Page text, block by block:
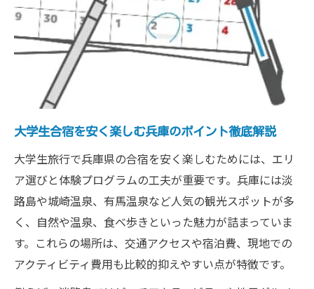
人気
大学生旅行で挑戦したい兵庫のおもしろ合
宿企画
ユニークな大学生合宿で交流深まる兵庫の
魅力
学生に人気の兵庫合宿体験で思い出を増や
穴場スポットも楽しめる兵庫県の大学生合宿特
集
大学生合宿で訪れたい兵庫の穴場観光スポ
ット
兵庫県観光の隠れた魅力を大学生合宿で発
大学生合宿を安く楽しむ兵庫のポイント徹底解説
大学生旅行で兵庫県の合宿を安く楽しむためには、エリ
ア選びと体験プログラムの工夫が重要です。兵庫には淡
路島や城崎温泉、有馬温泉など人気の観光スポットが多
く、自然や温泉、食べ歩きといった魅力が詰まっていま
す。これらの場所は、交通アクセスや宿泊費、現地での
アクティビティ費用も比較的抑えやすい点が特徴です。